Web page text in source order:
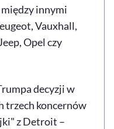
innymi
Vauxhall,
Opel czy
decyzji w
trzech koncernów
z Detroit –